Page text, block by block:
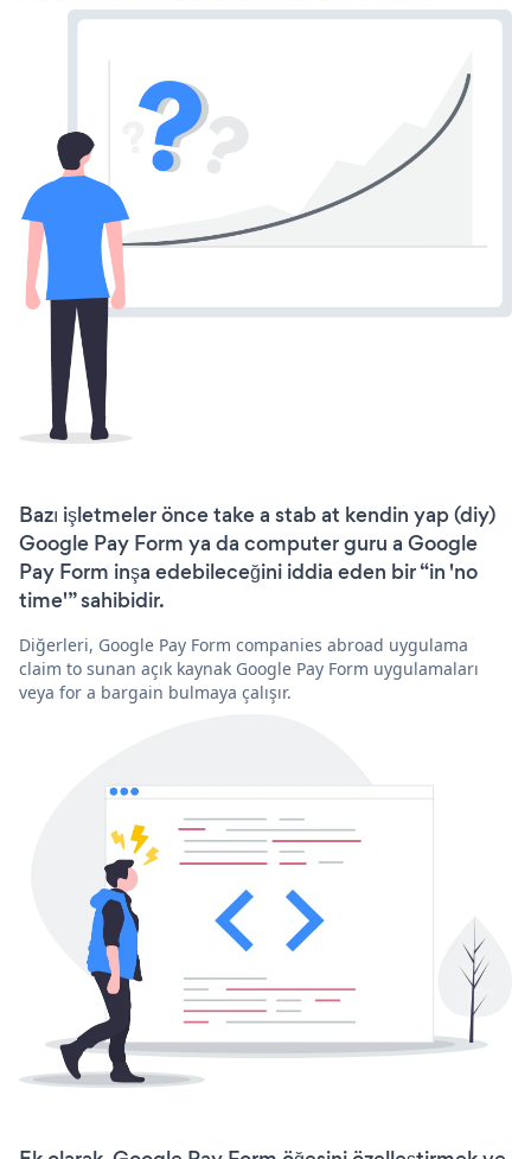
Bazı işletmeler önce take a stab at kendin yap (diy)
Google Pay Form ya da computer guru a Google
Pay Form inşa edebileceğini iddia eden bir “in 'no
time'” sahibidir.
Diğerleri, Google Pay Form companies abroad uygulama
claim to sunan açık kaynak Google Pay Form uygulamaları
veya for a bargain bulmaya çalışır.